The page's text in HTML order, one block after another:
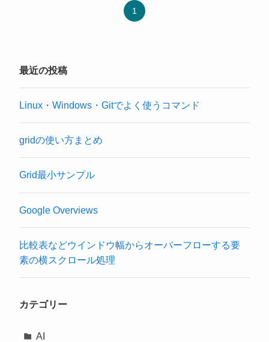
1
最近の投稿
Linux・Windows・Gitでよく使うコマンド
gridの使い方まとめ
Grid最小サンプル
Google Overviews
比較表などウインドウ幅からオーバーフローする要
素の横スクロール処理
カテゴリー
AI